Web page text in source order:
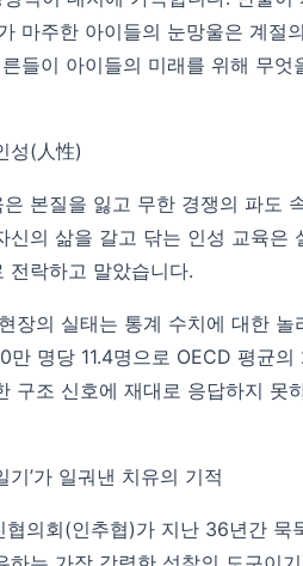
마주한 아이들의 눈망울은 계
들이 아이들의 미래를 위해 무
성(人性)
본질을 잃고 무한 경쟁의 파도
신의 삶을 갈고 닦는 인성 교육
전락하고 말았습니다.
장의 실태는 통계 수치에 대한
만 명당 11.4명으로 OECD 평균
구조 신호에 재대로 응답하지
기’가 일궈낸 치유의 기적
의회(인추협)가 지난 36년간 묵